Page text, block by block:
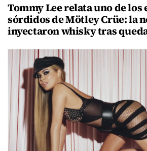
Tommy Lee relata uno de los
sórdidos de Mötley Crüe: la
inyectaron whisky tras